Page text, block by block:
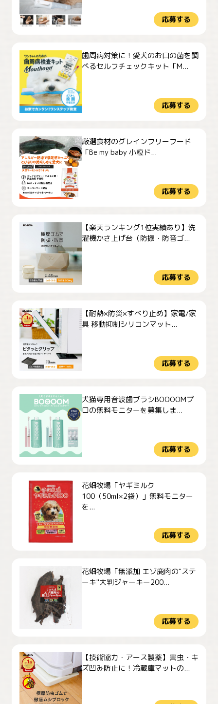
応募する
歯周病対策に！愛犬のお口の菌を調
べるセルフチェックキット「M...
応募する
厳選食材のグレインフリーフード
「Be my baby 小粒ド...
応募する
【楽天ランキング1位実績あり】洗
濯機かさ上げ台（防振・防音ゴ...
応募する
【耐熱×防災×すべり止め】家電/家
具 移動抑制シリコンマット...
応募する
犬猫専用音波歯ブラシBOOOOMプ
ロの無料モニターを募集しま...
応募する
花畑牧場「ヤギミルク
100（50ml×2袋）」無料モニター
を...
応募する
花畑牧場「無添加 エゾ鹿肉の"ステ
ーキ"大判ジャーキー200...
応募する
【技術協力・アース製薬】害虫・キ
ズ凹み防止に！冷蔵庫マットの...